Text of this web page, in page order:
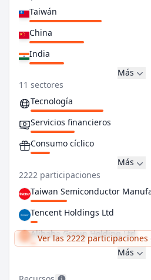
Taiwán
China
India
Más
11 sectores
Tecnología
Servicios financieros
Consumo cíclico
Más
2222 participaciones
Taiwan Semiconductor
Tencent Holdings Ltd
Alibaba Group Holding Ltd
Ver las 2222
Más